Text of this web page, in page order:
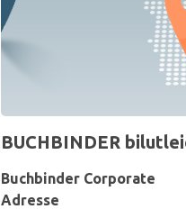
BUCHBINDER
Buchbinder Corporate
Adresse